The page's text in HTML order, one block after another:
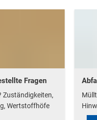
Fragen
Zuständigkeiten,
Wertstoffhöfe